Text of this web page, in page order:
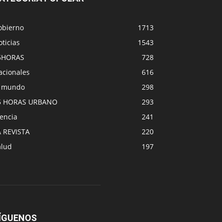
1713
1543
728
616
mundo
298
HORAS URBANO
293
241
REVISTA
220
197